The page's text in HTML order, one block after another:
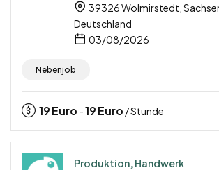
39326 Wolmirstedt,
Deutschland
03/08/2026
Nebenjob
19Euro -19Euro / Stunde
Produktion, Handwerk